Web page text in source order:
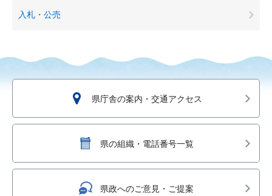
入札・公売
県庁舎の案内・交通アクセス
県の組織・電話番号一覧
県政へのご意見・ご提案